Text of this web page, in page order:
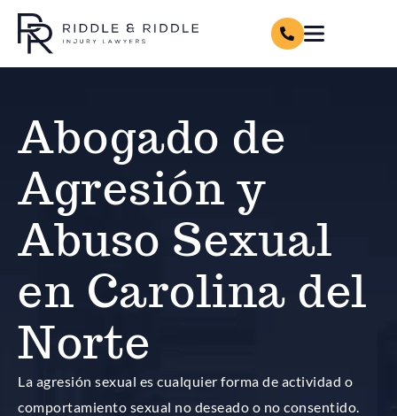
Abogado de
Agresión y
Abuso Sexual
en Carolina del
Norte
La agresión sexual es cualquier forma de actividad o
comportamiento sexual no deseado o no consentido.